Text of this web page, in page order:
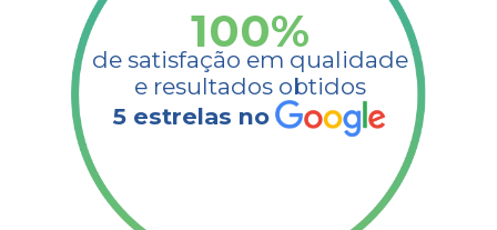
100%
de satisfação em qualidade
e resultados obtidos​
5 estrelas no